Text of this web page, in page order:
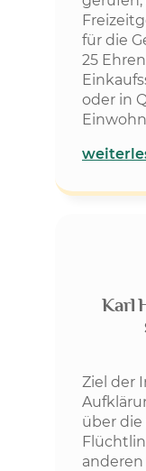
für die
25
oder in
Karl
Ziel der
über
anderen